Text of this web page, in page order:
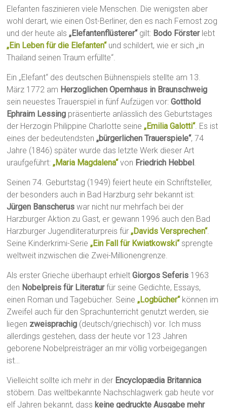
Elefanten faszinieren viele Menschen. Die wenigsten aber
wohl derart, wie einen Ost-Berliner, den es nach Fernost zog
und der heute als„Elefantenflüsterer“ gilt: Bodo Försterlebt
„Ein Leben für die Elefanten“ und schildert, wie er sich „in
Thailand seinen Traum erfüllte“.
Ein „Elefant“ des deutschen Bühnenspiels stellte am 13.
März 1772 am Herzoglichen Opernhaus in Braunschweig
sein neuestes Trauerspiel in fünf Aufzügen vor:Gotthold
Ephraim Lessing präsentierte anlässlich des Geburtstages
der Herzogin Philippine Charlotte seine„Emilia Galotti“. Es ist
eines der bedeutendsten„bürgerlichen Trauerspiele“, 74
Jahre (1846) später wurde das letzte Werk dieser Art
uraufgeführt:„Maria Magdalena“ von Friedrich Hebbel .
Seinen 74. Geburtstag (1949) feiert heute ein Schriftsteller,
der besonders auch in Bad Harzburg sehr bekannt ist:
Jürgen Banscherus war nicht nur mehrfach bei der
Harzburger Aktion zu Gast, er gewann 1996 auch den Bad
Harzburger Jugendliteraturpreis für„Davids Versprechen“.
Seine Kinderkrimi-Serie„Ein Fall für Kwiatkowski“ sprengte
weltweit inzwischen die Zwei-Millionengrenze.
Als erster Grieche überhaupt erhieltGiorgos Seferis 1963
den Nobelpreis für Literaturfür seine Gedichte, Essays,
einen Roman und Tagebücher. Seine„Logbücher“ können im
Zweifel auch für den Sprachunterricht genutzt werden, sie
liegen zweisprachig (deutsch/griechisch) vor. Ich muss
allerdings gestehen, dass der heute vor 123 Jahren
geborene Nobelpreisträger an mir völlig vorbeigegangen
ist…
Vielleicht sollte ich mehr in der Encyclopædia Britannica
stöbern. Das weltbekannte Nachschlagwerk gab heute vor
elf Jahren bekannt, dass keine gedruckte Ausgabe mehr